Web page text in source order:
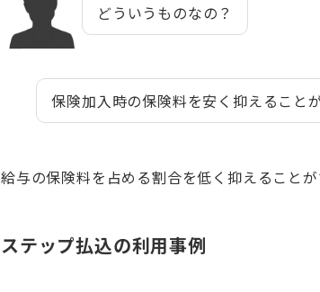
どういうものなの？
保険加入時の保険料を安く抑えること
給与の保険料を占める割合を低く抑えることが
ステップ払込の利用事例